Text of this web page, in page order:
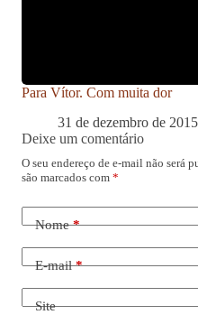
Para Vítor. Com muita dor
31 de dezembro de 2015
Deixe um comentário
O seu endereço de e-mail não será
são marcados com *
Nome*
E-mail*
Site